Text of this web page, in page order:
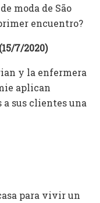
moda de São
encuentro?
7/2020)
y la enfermera
aplican
sus clientes una
para vivir un